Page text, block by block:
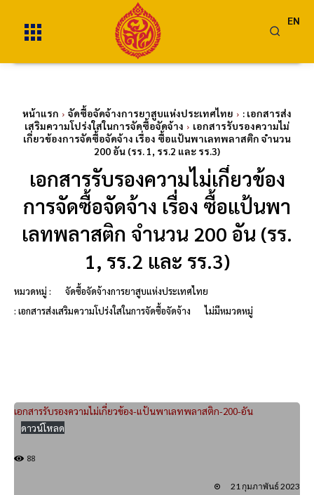
EN
หน้าแรก จัดซื้อจัดจ้างการยาสูบแห่งประเทศไทย
: เอกสารส่ง
เสริมความโปร่งใสในการจัดซื้อจัดจ้าง
เอกสารรับรองความไม่
เกี่ยวข้องการจัดซื้อจัดจ้าง เรื่อง ซื้อแป้นพาเลทพลาสติก จำนวน
200 อัน (รร. 1, รร.2 และ รร.3)
เอกสารรับรองความไม่เกี่ยวข้อง
การจัดซื้อจัดจ้าง เรื่อง ซื้อแป้นพา
เลทพลาสติก จำนวน 200 อัน (รร.
1, รร.2 และ รร.3)
หมวดหมู่ :
จัดซื้อจัดจ้างการยาสูบแห่งประเทศไทย
: เอกสารส่งเสริมความโปร่งใสในการจัดซื้อจัดจ้าง
ไม่มีหมวดหมู่
เอกสารรับรองความไม่เกี่ยวข้อง-แป้นพาเลทพลาสติก-200-อัน
ดาวน์โหลด
88
21 กุมภาพันธ์ 2023